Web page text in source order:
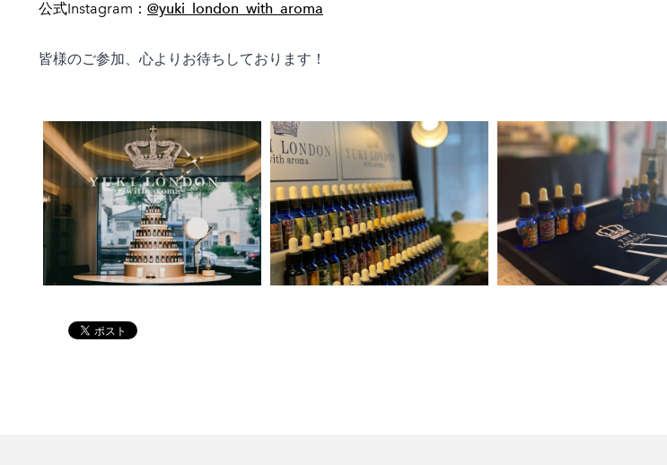
公式Instagram： @yuki_london_with_aroma
皆様のご参加、心よりお待ちしております！